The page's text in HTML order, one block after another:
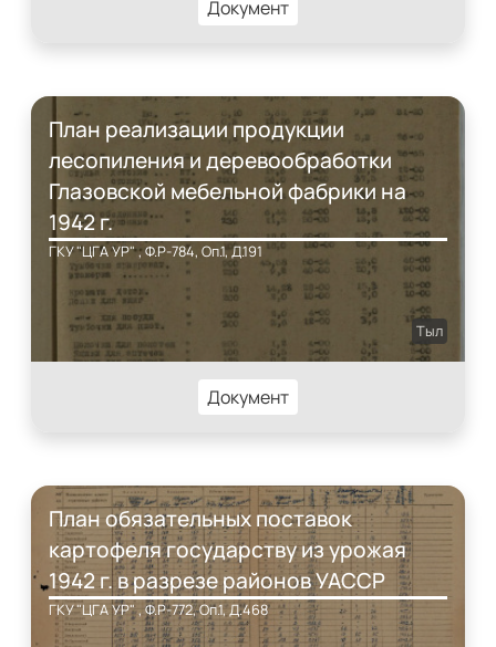
Документ
План реализации продукции
лесопиления и деревообработки
Глазовской мебельной фабрики на
1942 г.
ГКУ "ЦГА УР" , Ф.Р-784, Оп.1, Д.191
Тыл
Документ
План обязательных поставок
картофеля государству из урожая
1942 г. в разрезе районов УАССР
ГКУ "ЦГА УР" , Ф.Р-772, Оп.1, Д.468